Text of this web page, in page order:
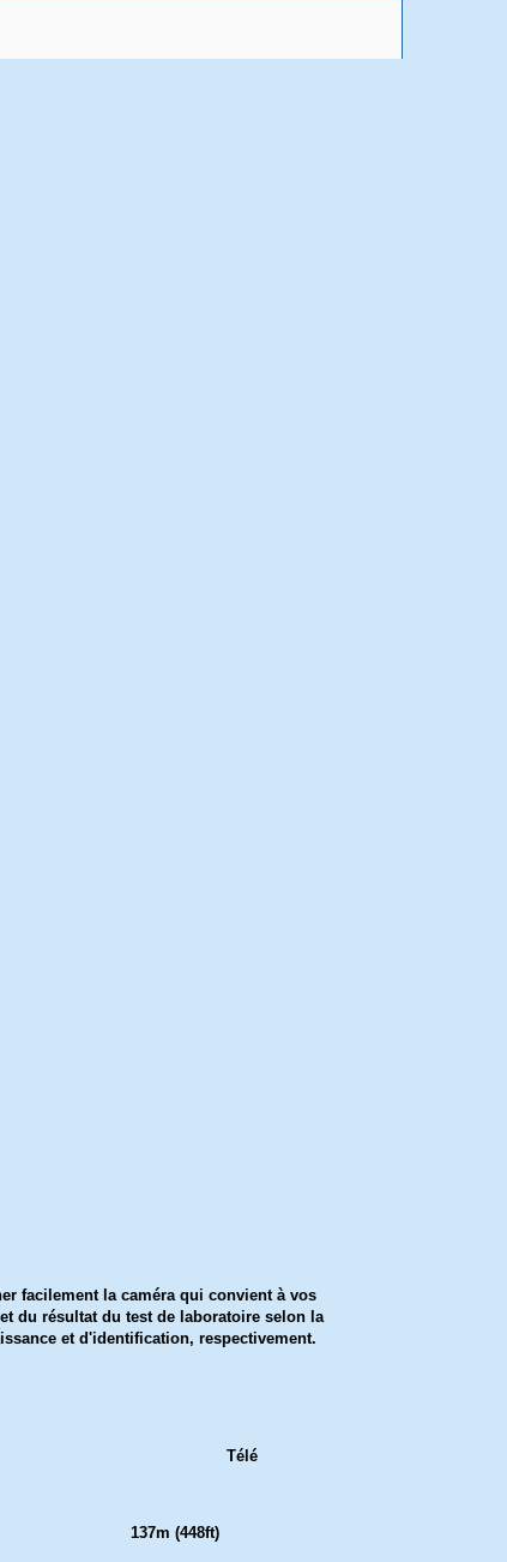
facilement la caméra qui convient à vos
du résultat du test de laboratoire selon la
et d'identification, respectivement.
Télé
137m (448ft)